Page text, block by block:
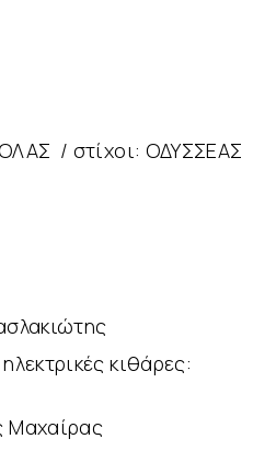
/ στίχοι: ΟΔΥΣΣΕΑΣ
κιθάρες:
Μαχαίρας